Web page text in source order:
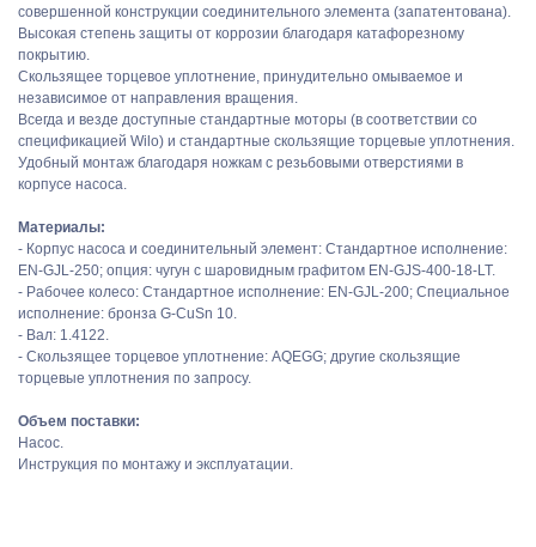
совершенной конструкции соединительного элемента (запатентована).
Высокая степень защиты от коррозии благодаря катафорезному
покрытию.
Скользящее торцевое уплотнение, принудительно омываемое и
независимое от направления вращения.
Всегда и везде доступные стандартные моторы (в соответствии со
спецификацией Wilo) и стандартные скользящие торцевые уплотнения.
Удобный монтаж благодаря ножкам с резьбовыми отверстиями в
корпусе насоса.
Материалы:
- Корпус насоса и соединительный элемент: Стандартное исполнение:
EN-GJL-250; опция: чугун с шаровидным графитом EN-GJS-400-18-LT.
- Рабочее колесо: Стандартное исполнение: EN-GJL-200; Специальное
исполнение: бронза G-CuSn 10.
- Вал: 1.4122.
- Скользящее торцевое уплотнение: AQEGG; другие скользящие
торцевые уплотнения по запросу.
Объем поставки:
Насос.
Инструкция по монтажу и эксплуатации.